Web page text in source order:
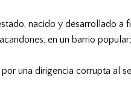
nacido y desarrollado a
en un barrio
una dirigencia corrupta al